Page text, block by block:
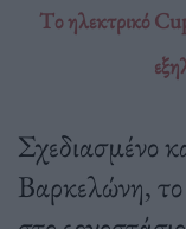
Tο ηλεκτρικό
Σχεδιασμένο
Βαρκελώνη,